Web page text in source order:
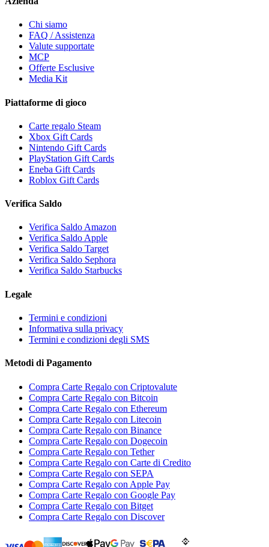
Chi siamo
FAQ / Assistenza
Valute supportate
MCP
Offerte Esclusive
Media Kit
Piattaforme di gioco
Carte regalo Steam
Xbox Gift Cards
Nintendo Gift Cards
PlayStation Gift Cards
Eneba Gift Cards
Roblox Gift Cards
Verifica Saldo
Verifica Saldo Amazon
Verifica Saldo Apple
Verifica Saldo Target
Verifica Saldo Sephora
Verifica Saldo Starbucks
Legale
Termini e condizioni
Informativa sulla privacy
Termini e condizioni degli SMS
Metodi di Pagamento
Compra Carte Regalo con Criptovalute
Compra Carte Regalo con Bitcoin
Compra Carte Regalo con Ethereum
Compra Carte Regalo con Litecoin
Compra Carte Regalo con Binance
Compra Carte Regalo con Dogecoin
Compra Carte Regalo con Tether
Compra Carte Regalo con Carte di Credito
Compra Carte Regalo con SEPA
Compra Carte Regalo con Apple Pay
Compra Carte Regalo con Google Pay
Compra Carte Regalo con Bitget
Compra Carte Regalo con Discover